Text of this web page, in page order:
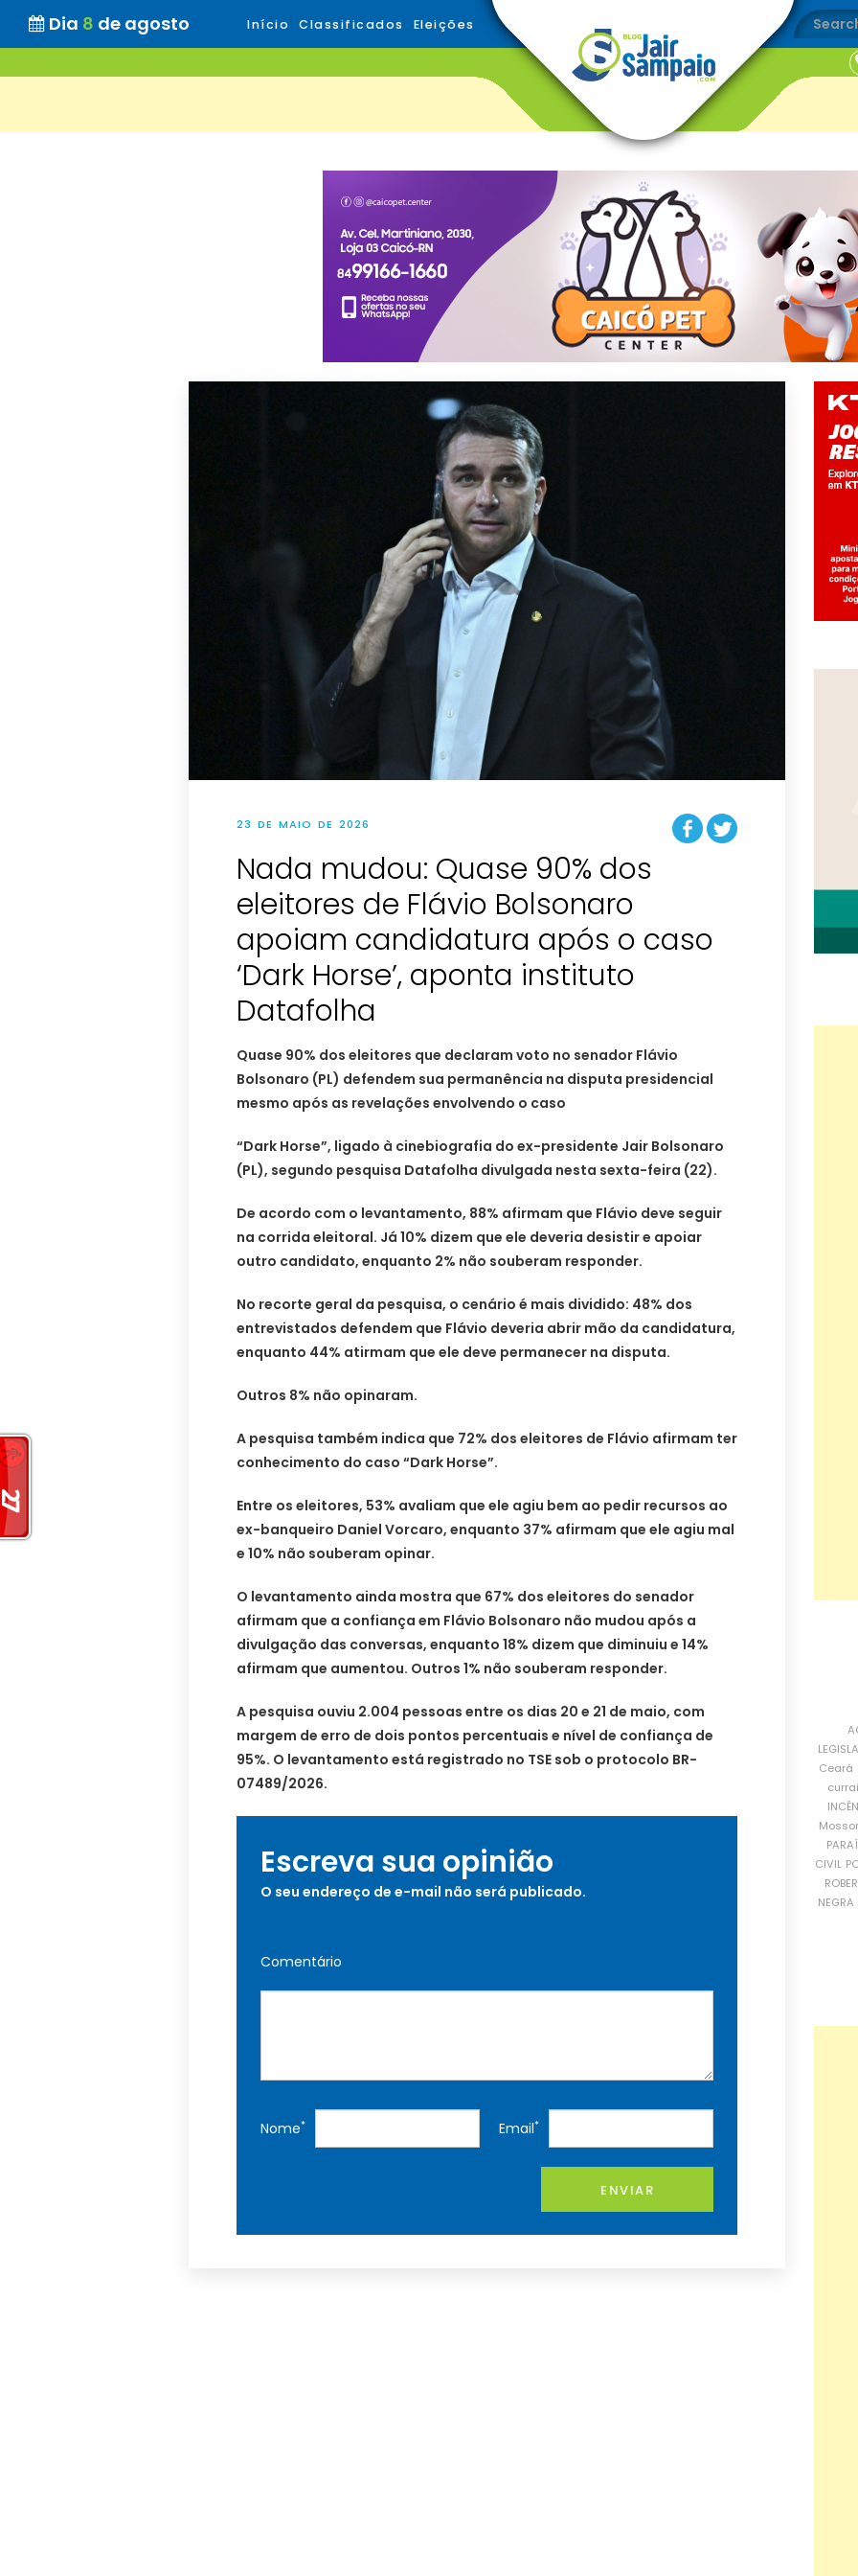
Dia 8 de agosto Início Classificados Eleições
23 DE MAIO DE 2026
Nada mudou: Quase 90% dos
eleitores de Flávio Bolsonaro
apoiam candidatura após o caso
‘Dark Horse’, aponta instituto
Datafolha
Quase 90% dos eleitores que declaram voto no senador Flávio
Bolsonaro (PL) defendem sua permanência na disputa presidencial
mesmo após as revelações envolvendo o caso
“Dark Horse”, ligado à cinebiografia do ex-presidente Jair Bolsonaro
(PL), segundo pesquisa Datafolha divulgada nesta sexta-feira (22).
De acordo com o levantamento, 88% afirmam que Flávio deve seguir
na corrida eleitoral. Já 10% dizem que ele deveria desistir e apoiar
outro candidato, enquanto 2% não souberam responder.
No recorte geral da pesquisa, o cenário é mais dividido: 48% dos
entrevistados defendem que Flávio deveria abrir mão da candidatura,
enquanto 44% atirmam que ele deve permanecer na disputa.
Outros 8% não opinaram.
A pesquisa também indica que 72% dos eleitores de Flávio afirmam ter
conhecimento do caso “Dark Horse”.
Entre os eleitores, 53% avaliam que ele agiu bem ao pedir recursos ao
ex-banqueiro Daniel Vorcaro, enquanto 37% afirmam que ele agiu mal
e 10% não souberam opinar.
O levantamento ainda mostra que 67% dos eleitores do senador
afirmam que a confiança em Flávio Bolsonaro não mudou após a
divulgação das conversas, enquanto 18% dizem que diminuiu e 14%
afirmam que aumentou. Outros 1% não souberam responder.
A pesquisa ouviu 2.004 pessoas entre os dias 20 e 21 de maio, com
margem de erro de dois pontos percentuais e nível de confiança de
95%. O levantamento está registrado no TSE sob o protocolo BR-
07489/2026.
Escreva sua opinião
O seu endereço de e-mail não será publicado.
Comentário
Nome* Email*
ENVIAR
Ceará
CIVIL
NEGRA